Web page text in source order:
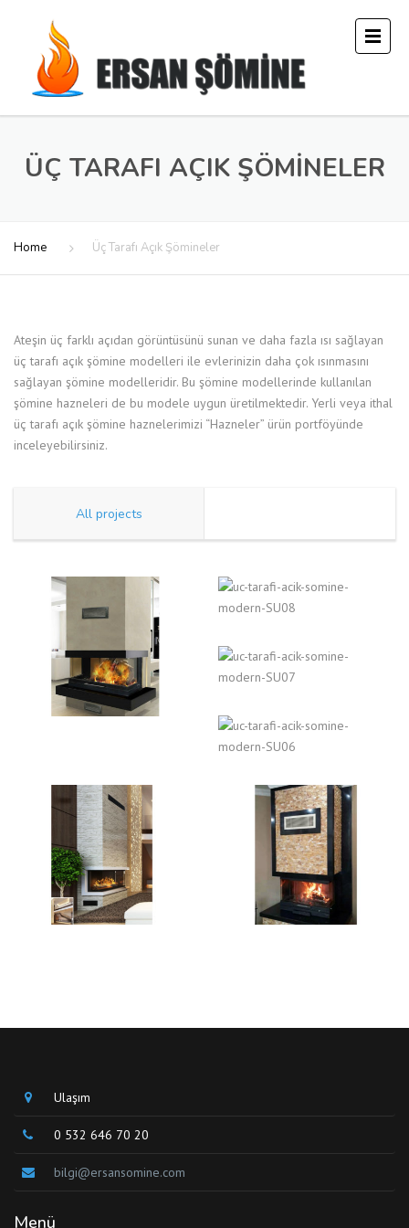
ÜÇ TARAFI AÇIK ŞÖMINELER
Home Üç Tarafı Açık Şömineler
Ateşin üç farklı açıdan görüntüsünü sunan ve daha fazla ısı sağlayan
üç tarafı açık şömine modelleri ile evlerinizin daha çok ısınmasını
sağlayan şömine modelleridir. Bu şömine modellerinde kullanılan
şömine hazneleri de bu modele uygun üretilmektedir. Yerli veya ithal
üç tarafı açık şömine haznelerimizi “Hazneler” ürün portföyünde
inceleyebilirsiniz.
All projects
Ulaşım
0 532 646 70 20
bilgi@ersansomine.com
Menü